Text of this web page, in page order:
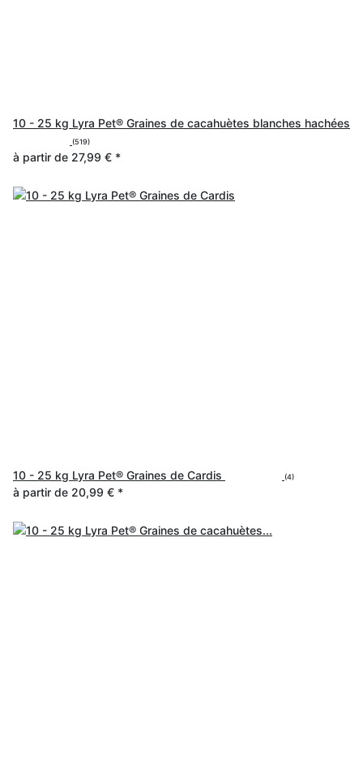
10 - 25 kg Lyra Pet® Graines de cacahuètes blanches hachées
(519)
à partir de 27,99 € *
10 - 25 kg Lyra Pet® Graines de Cardis (4)
à partir de 20,99 € *